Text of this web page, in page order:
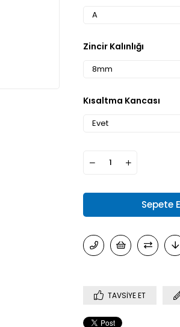
Zincir Kalınlığı
Kısaltma Kancası
TAVSIYE ET